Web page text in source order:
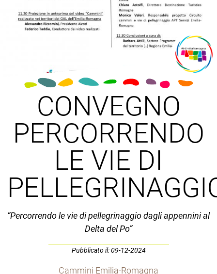
CONVEGNO
PERCORRENDO
LE VIE DI
“Percorrendo le vie di pellegrinaggio dagli appennini al
Delta del Po”
Pubblicato il: 09-12-2024
Cammini Emilia-Romagna